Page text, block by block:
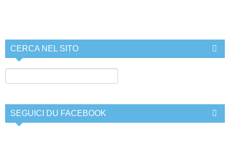
CERCA NEL SITO
SEGUICI DU FACEBOOK